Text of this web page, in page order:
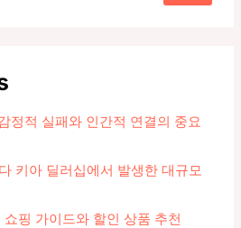
정적 실패와 인간적 연결의 중요
키아 딜러십에서 발생한 대규모
핑 가이드와 할인 상품 추천